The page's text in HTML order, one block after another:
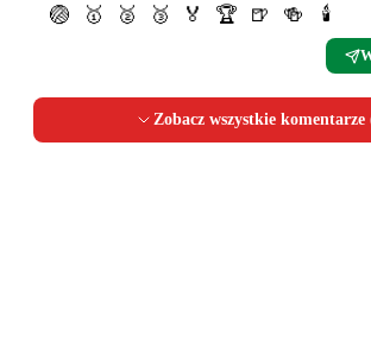
🏐
🥇 🥈 🥉 🏅 🏆 🍺 🍻 🕯
Zobacz wszystkie komentarze